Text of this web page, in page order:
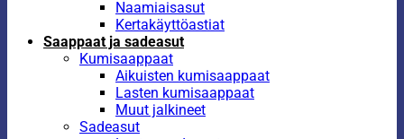
Naamiaisasut
Kertakäyttöastiat
Saappaat ja sadeasut
Kumisaappaat
Aikuisten kumisaappaat
Lasten kumisaappaat
Muut jalkineet
Sadeasut